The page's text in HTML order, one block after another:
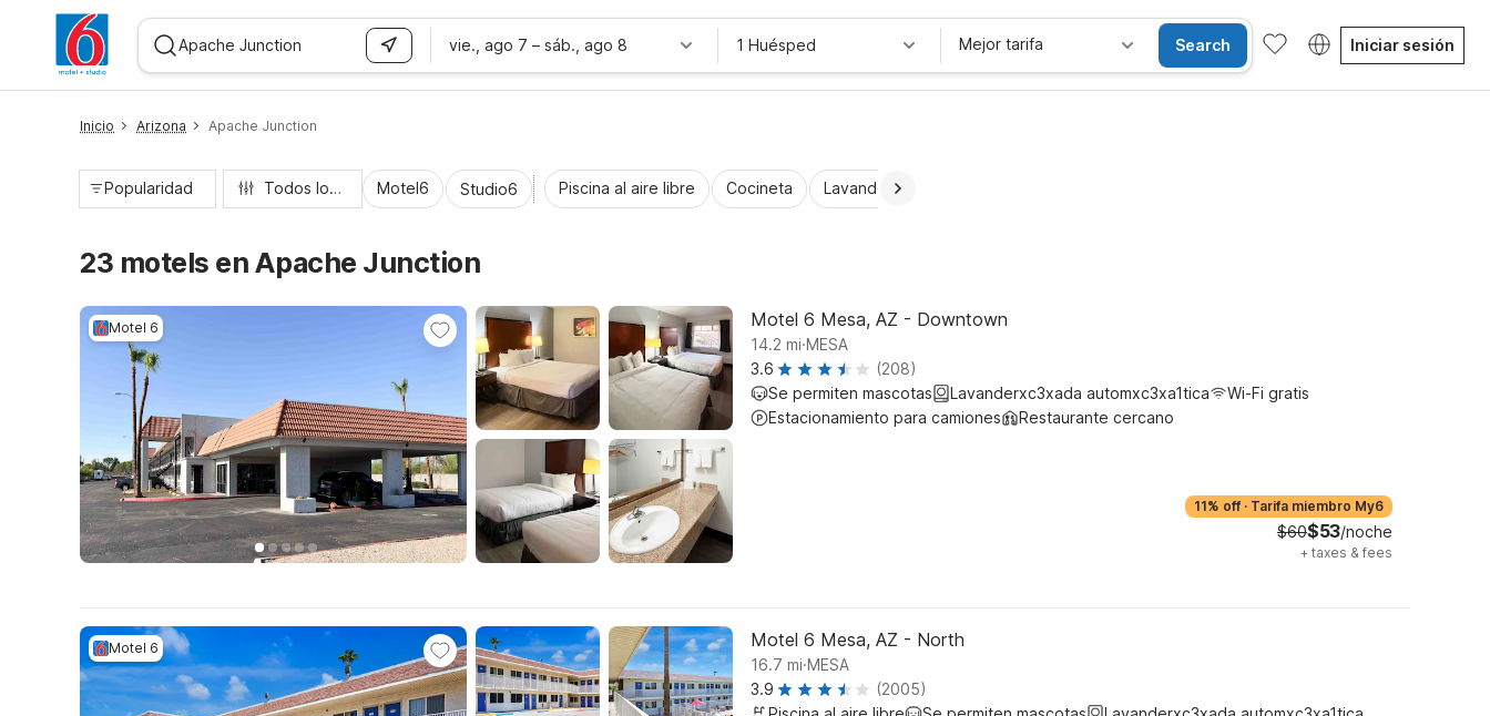
vie., ago 7 – sáb., ago 8 1 Huésped Mejor tarifa Search Iniciar sesión
Inicio Arizona Apache Junction
Popularidad Todos los filtros Motel6 Studio6 Piscina al aire libre Cocineta Lavandería automática
23 motels en Apache Junction
Motel 6 Motel 6 Mesa, AZ - Downtown
14.2 mi.MESA
3.6
(208)
Se permiten mascotas
Lavanderxc3xada automxc3xa1tica
Wi-Fi gratis
Estacionamiento para camiones
Restaurante cercano
11% off · Tarifa miembro My6
$60$53/noche
+ taxes & fees
Motel 6 Motel 6 Mesa, AZ - North
16.7 mi.MESA
3.9
(2005)